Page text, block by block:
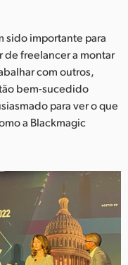
sido importante para
de freelancer a montar
com outros,
bem-sucedido
para ver o que
a Blackmagic